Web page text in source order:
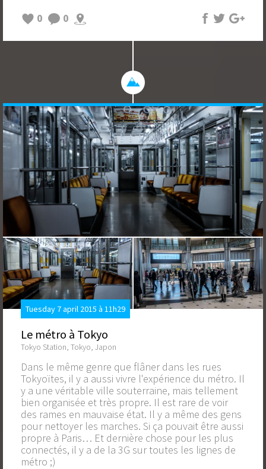
0
0
Tuesday 7 april 2015 à 11h29
Le métro à Tokyo
Tokyo Station, Tokyo, Japon
Dans le même genre que flâner dans les rues
Tokyoïtes, il y a aussi vivre l'expérience du métro. Il
y a une véritable ville souterraine, mais tellement
bien organisée et très propre. Il est rare de voir
des rames en mauvaise état. Il y a même des gens
pour nettoyer les marches. Si ça pouvait être aussi
propre à Paris… Et dernière chose pour les plus
connectés, il y a de la 3G sur toutes les lignes de
métro ;)